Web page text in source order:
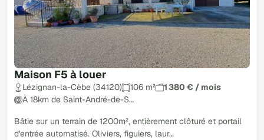
Maison F5 à louer
Lézignan-la-Cèbe (34120) 106 m²
1 380 € / mois
À 18km de Saint-André-de-S…
Bâtie sur un terrain de 1200m², entièrement clôturé et portail
d'entrée automatisé. Oliviers, figuiers, laur…